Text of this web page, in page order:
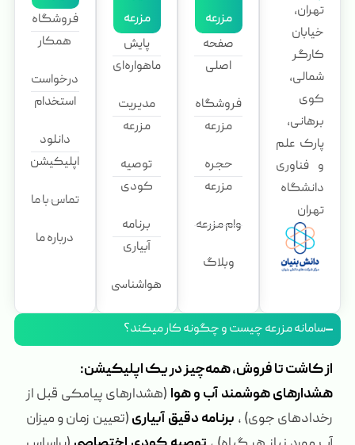
تهران،
خیابان
کارگر
شمالی،
کوی
برهانی،
پارک علم
و فناوری
دانشگاه
تهران
مزرعه
صفحه
اصلی
فروشگاه
مزرعه
حجره
مزرعه
وام مزرعه
وبلاگ
مزرعه
پایش
ماهواره‌ای
مدیریت
مزرعه
توصیه
کودی
برنامه
آبیاری
هواشناسی
فروشگاه
همکار
درخواست
استخدام
دانلود
اپلیکیشن
تماس با ما
درباره ما
سامانه مزرعه چیست و چگونه کار میکند؟
از کاشت تا فروش، همه‌چیز در یک اپلیکیشن:
هشدارهای هوشمند آب و هوا (هشدارهای پیامکی قبل از
رخدادهای جوی) ، برنامه دقیق آبیاری (تعیین زمان و میزان